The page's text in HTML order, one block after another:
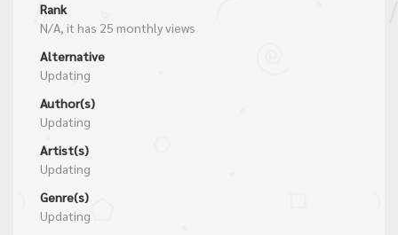
Rank
N/A, it has 25 monthly views
Alternative
Updating
Author(s)
Updating
Artist(s)
Updating
Genre(s)
Updating